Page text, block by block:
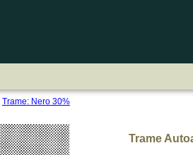
Trame: Nero 30%
Trame